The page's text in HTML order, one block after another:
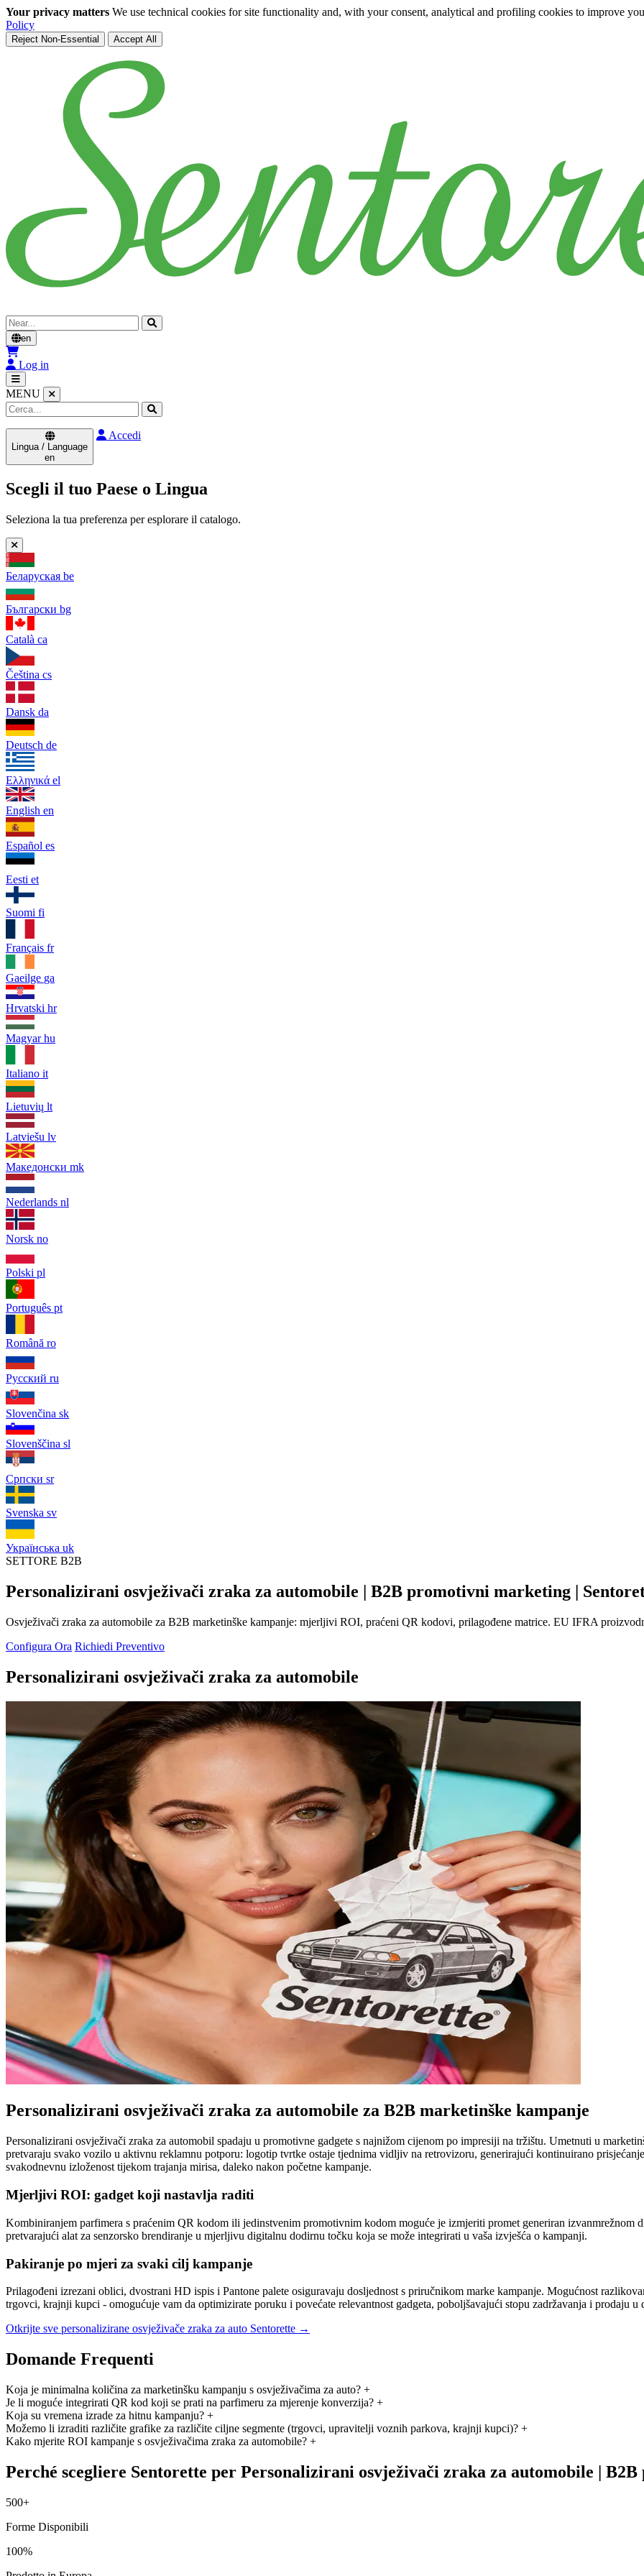
Your privacy matters We use technical cookies for site functionality and, with your consent, analytical and profiling cookies to improve
Policy
Reject Non-Essential Accept All
Cerca
en
Log in
MENU
Lingua / Language
en
Accedi
Scegli il tuo Paese o Lingua
Seleziona la tua preferenza per esplorare il catalogo.
Беларуская be
Български bg
Català ca
Čeština cs
Dansk da
Deutsch de
Ελληνικά el
English en
Español es
Eesti et
Suomi fi
Français fr
Gaeilge ga
Hrvatski hr
Magyar hu
Italiano it
Lietuvių lt
Latviešu lv
Македонски mk
Nederlands nl
Norsk no
Polski pl
Português pt
Română ro
Русский ru
Slovenčina sk
Slovenščina sl
Српски sr
Svenska sv
Українська uk
SETTORE B2B
Personalizirani osvježivači zraka za automobile | B2B promotivni marketing |
Osvježivači zraka za automobile za B2B marketinške kampanje: mjerljivi ROI, praćeni QR kodovi, prilagođene matrice. EU IFRA
Configura Ora Richiedi Preventivo
Personalizirani osvježivači zraka za automobile
Personalizirani osvježivači zraka za automobile za B2B marketinške kampanje
Personalizirani osvježivači zraka za automobil spadaju u promotivne gadgete s najnižom cijenom po impresiji na tržištu. Umetnuti u
pretvaraju svako vozilo u aktivnu reklamnu potporu: logotip tvrtke ostaje tjednima vidljiv na retrovizoru, generirajući kontinuirano
svakodnevnu izloženost tijekom trajanja mirisa, daleko nakon početne kampanje.
Mjerljivi ROI: gadget koji nastavlja raditi
Kombiniranjem parfimera s praćenim QR kodom ili jedinstvenim promotivnim kodom moguće je izmjeriti promet generiran
pretvarajući alat za senzorsko brendiranje u mjerljivu digitalnu dodirnu točku koja se može integrirati u vaša izvješća o kampanji.
Pakiranje po mjeri za svaki cilj kampanje
Prilagođeni izrezani oblici, dvostrani HD ispis i Pantone palete osiguravaju dosljednost s priručnikom marke kampanje. Mogućnost
trgovci, krajnji kupci - omogućuje vam da optimizirate poruku i povećate relevantnost gadgeta, poboljšavajući stopu zadržavanja i prodaju
Otkrijte sve personalizirane osvježivače zraka za auto Sentorette →
Domande Frequenti
Koja je minimalna količina za marketinšku kampanju s osvježivačima za auto? +
Je li moguće integrirati QR kod koji se prati na parfimeru za mjerenje konverzija? +
Koja su vremena izrade za hitnu kampanju? +
Možemo li izraditi različite grafike za različite ciljne segmente (trgovci, upravitelji voznih parkova, krajnji kupci)? +
Kako mjerite ROI kampanje s osvježivačima zraka za automobile? +
Perché scegliere Sentorette per Personalizirani osvježivači zraka za automobile |
500+
Forme Disponibili
100%